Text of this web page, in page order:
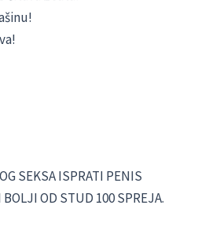
SEKSA ISPRATI PENIS
OD STUD 100 SPREJA.